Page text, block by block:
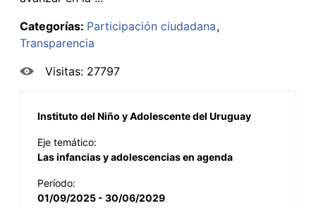
Categorías: Participación ciudadana
Transparencia
Visitas: 27797
Instituto del Niño y Adolescente del Uruguay
Eje temático:
Las infancias y adolescencias en agenda
Período:
01/09/2025 - 30/06/2029